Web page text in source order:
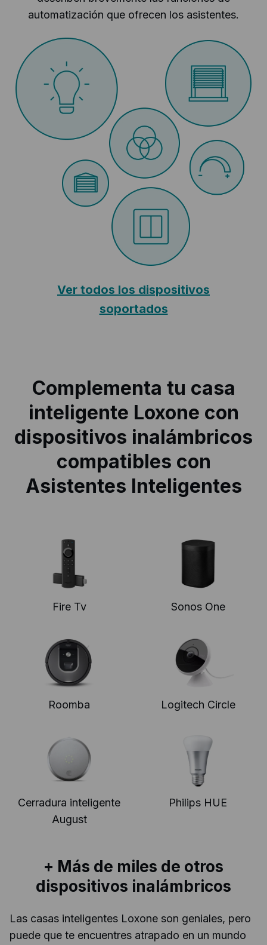
automatización que ofrecen los asistentes.
Ver todos los dispositivos
soportados
Complementa tu casa
inteligente Loxone con
dispositivos inalámbricos
compatibles con
Asistentes Inteligentes
Fire Tv Sonos One
Roomba Logitech Circle
Cerradura inteligente
August
Philips HUE
+ Más de miles de otros
dispositivos inalámbricos
Las casas inteligentes Loxone son geniales, pero
puede que te encuentres atrapado en un mundo